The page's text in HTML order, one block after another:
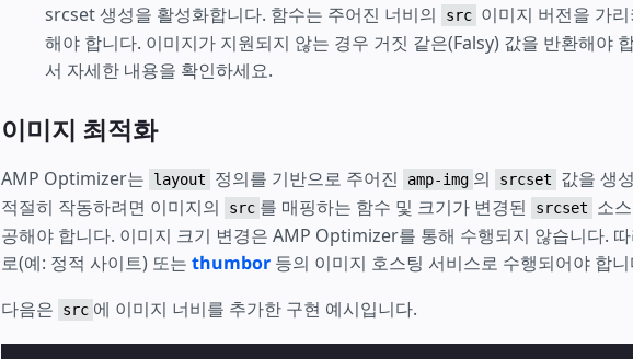
srcset 생성을 활성화합니다. 함수는 주어진 너비의
src 이미지 버전을 가
해야 합니다. 이미지가 지원되지 않는 경우 거짓 같은(Falsy) 값을 반환해야
서 자세한 내용을 확인하세요.
이미지 최적화
AMP Optimizer는 layout 정의를 기반으로 주어진 amp-img 의 srcset
값을 생
적절히 작동하려면 이미지의
src 를 매핑하는 함수 및 크기가 변경된 srcset 소
공해야 합니다. 이미지 크기 변경은 AMP Optimizer를 통해 수행되지 않습니다.
로(예: 정적 사이트) 또는 thumbor등의 이미지 호스팅 서비스로 수행되어야 합니
다음은
src 에 이미지 너비를 추가한 구현 예시입니다.